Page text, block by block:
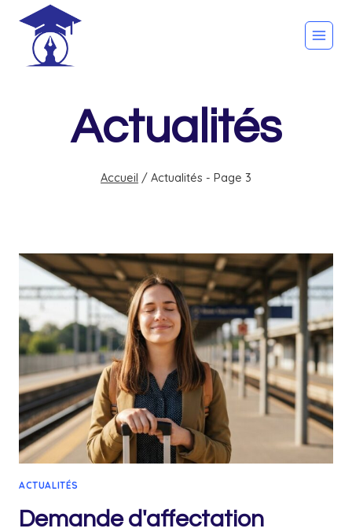
content
Actualités
Accueil / Actualités - Page 3
ACTUALITÉS
Demande d'affectation